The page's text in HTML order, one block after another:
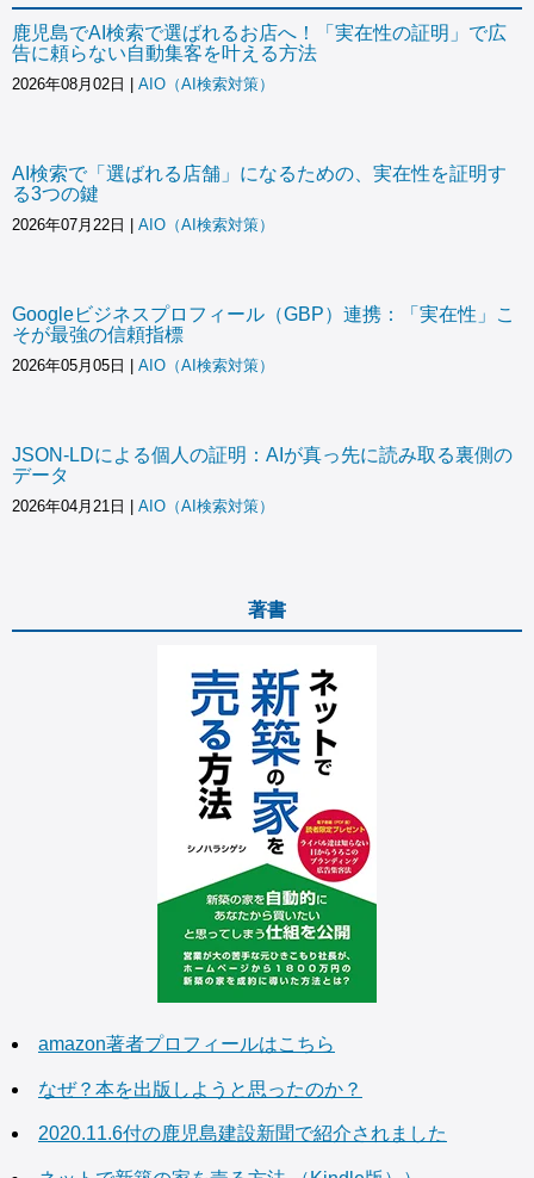
鹿児島でAI検索で選ばれるお店へ！「実在性の証明」で広
告に頼らない自動集客を叶える方法
2026年08月02日 AIO（AI検索対策）
AI検索で「選ばれる店舗」になるための、実在性を証明す
る3つの鍵
2026年07月22日 AIO（AI検索対策）
Googleビジネスプロフィール（GBP）連携：「実在性」こ
そが最強の信頼指標
2026年05月05日 AIO（AI検索対策）
JSON-LDによる個人の証明：AIが真っ先に読み取る裏側の
データ
2026年04月21日 AIO（AI検索対策）
著書
amazon著者プロフィールはこちら
なぜ？本を出版しようと思ったのか？
2020.11.6付の鹿児島建設新聞で紹介されました